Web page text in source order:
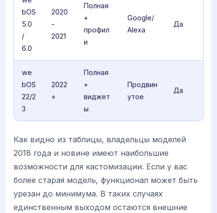
bOS
5.0
/
6.0
2020
-
2021
Полная
+
профил
и
Google/
Alexa
Да
we
bOS
22/2
3
2022
+
Полная
+
виджет
ы
Продвин
утое
Да
Как видно из таблицы, владельцы моделей
2018 года и новине имеют наибольшие
возможности для кастомизации. Если у вас
более старая модель, функционал может быть
урезан до минимума. В таких случаях
единственным выходом остаются внешние